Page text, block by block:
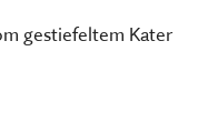
gestiefeltem Kater